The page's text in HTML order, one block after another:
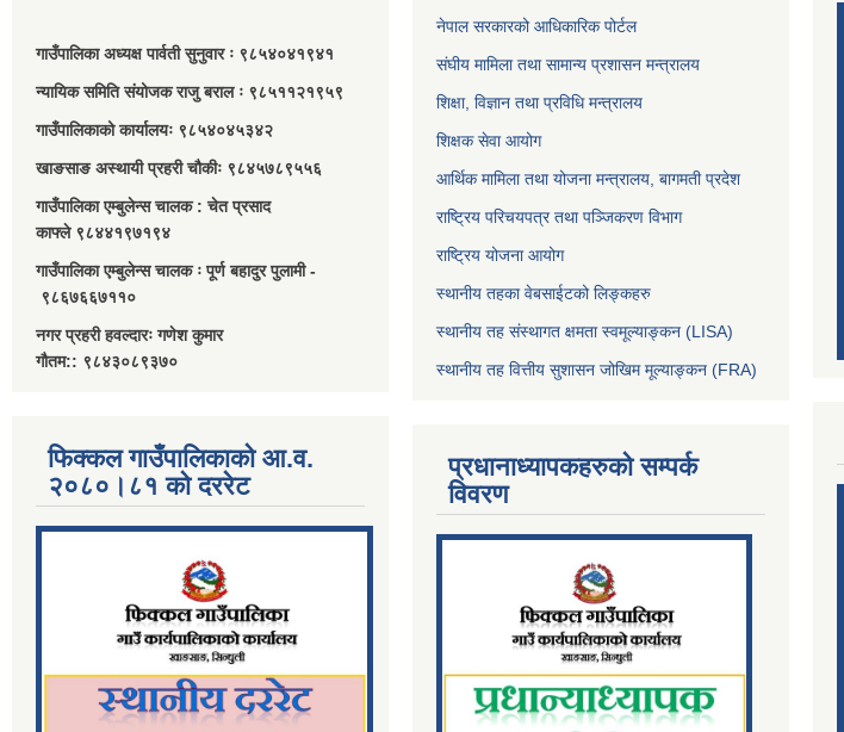
गाउँपालिका अध्यक्ष पार्वती सुनुवार ः ९८५४०४१९४१
न्यायिक समिति संयोजक राजु बराल ः ९८५११२१९५९
गाउँपालिकाको कार्यालयः ९८५४०४५३४२
खाङसाङ अस्थायी प्रहरी चौकीः ९८४५७८९५५६
गाउँपालिका एम्बुलेन्स चालक : चेत प्रसाद
काफ्ले ९८४४१९७१९४
गाउँपालिका एम्बुलेन्स चालक ः पूर्ण बहादुर पुलामी -
९८६७६६७११०
नगर प्रहरी हवल्दारः गणेश कुमार
गौतम:: ९८४३०८९३७०
फिक्कल गाउँपालिकाको आ.व.
२०८०।८१ को दररेट
नेपाल सरकारको आधिकारिक पोर्टल
संघीय मामिला तथा सामान्य प्रशासन मन्त्रालय
शिक्षा, विज्ञान तथा प्रविधि मन्त्रालय
शिक्षक सेवा आयोग
आर्थिक मामिला तथा योजना मन्त्रालय, बागमती प्रदेश
राष्ट्रिय परिचयपत्र तथा पञ्जिकरण विभाग
राष्ट्रिय योजना आयोग
स्थानीय तहका वेबसाईटको लिङ्कहरु
स्थानीय तह संस्थागत क्षमता स्वमूल्याङ्कन (LISA)
स्थानीय तह वित्तीय सुशासन जोखिम मूल्याङ्कन (FRA)
प्रधानाध्यापकहरुको सम्पर्क
विवरण